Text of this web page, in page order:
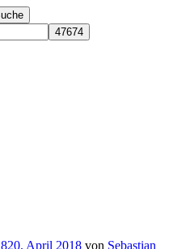
20. April 2018 von Sebastian